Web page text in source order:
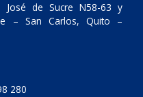
José de Sucre N58-63 y
– San Carlos, Quito –
280